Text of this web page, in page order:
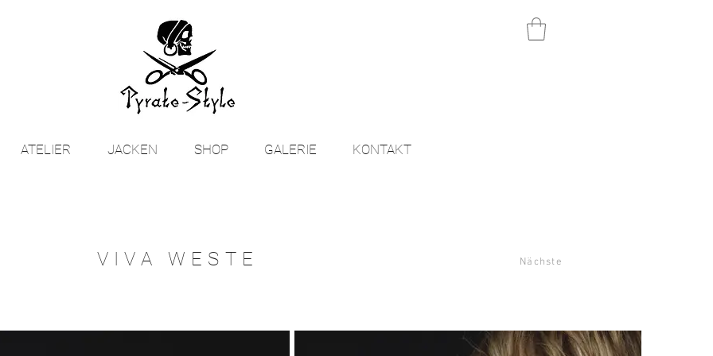
ATELIER JACKEN SHOP GALERIE KONTAKT
VIVA WESTE Nächste